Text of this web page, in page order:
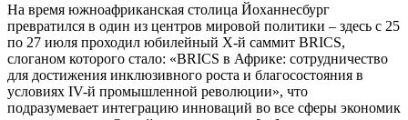
На время южноафриканская столица Йоханнесбург
превратился в один из центров мировой политики – здесь с 25
по 27 июля проходил юбилейный Х-й саммит BRICS,
слоганом которого стало: «BRICS в Африке: сотрудничество
для достижения инклюзивного роста и благосостояния в
условиях IV-й промышленной революции», что
подразумевает интеграцию инноваций во все сферы экономик